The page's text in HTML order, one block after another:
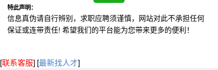
特此声明：
信息真伪请自行辨别，求职应聘须谨慎，网站对此不承担任何
保证或连带责任! 希望我们的平台能为您带来更多的便利！
[联系客服] [最新找人才]